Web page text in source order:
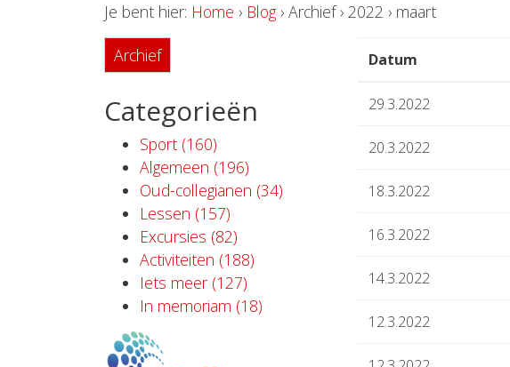
Je bent hier: Home › Blog › Archief › 2022 › maart
Archief
Categorieën
Sport (160)
Algemeen (196)
Oud-collegianen (34)
Lessen (157)
Excursies (82)
Activiteiten (188)
Iets meer (127)
In memoriam (18)
Datum
29.3.2022
20.3.2022
18.3.2022
16.3.2022
14.3.2022
12.3.2022